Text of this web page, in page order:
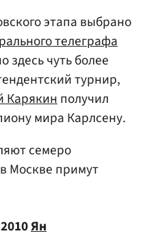
этапа выбрано
телеграфа
здесь чуть более
турнир,
Карякинполучил
мира Карлсену.
семеро
Москве примут
Ян